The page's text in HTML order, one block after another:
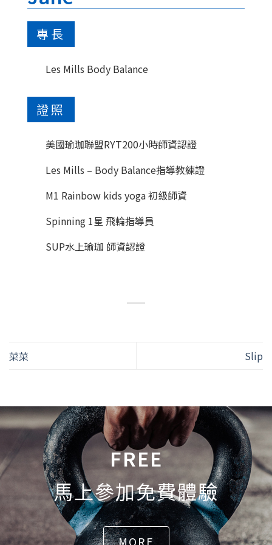
專長
Les Mills Body Balance
證照
美國瑜珈聯盟RYT200小時師資認證
Les Mills – Body Balance指導教練證
M1 Rainbow kids yoga 初級師資
Spinning 1星 飛輪指導員
SUP水上瑜珈 師資認證
菜菜 Slip
FREE
馬上參加免費體驗
MORE